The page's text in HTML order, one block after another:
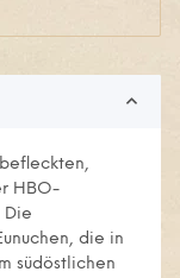
HBO-
Die
die in
südöstlichen